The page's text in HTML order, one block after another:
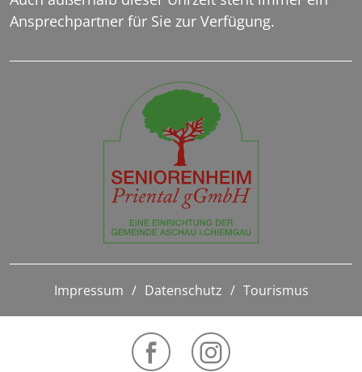
Ansprechpartner für Sie zur Verfügung.
Impressum Datenschutz Tourismus